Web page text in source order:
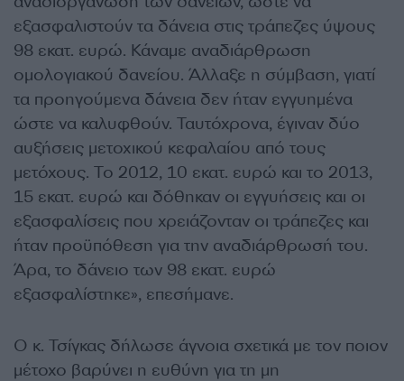
εξασφαλιστούν τα δάνεια στις τράπεζες ύψους
98 εκατ. ευρώ. Κάναμε αναδιάρθρωση
ομολογιακού δανείου. Άλλαξε η σύμβαση, γιατί
τα προηγούμενα δάνεια δεν ήταν εγγυημένα
ώστε να καλυφθούν. Ταυτόχρονα, έγιναν δύο
αυξήσεις μετοχικού κεφαλαίου από τους
μετόχους. Το 2012, 10 εκατ. ευρώ και το 2013,
15 εκατ. ευρώ και δόθηκαν οι εγγυήσεις και οι
εξασφαλίσεις που χρειάζονταν οι τράπεζες και
ήταν προϋπόθεση για την αναδιάρθρωσή του.
Άρα, το δάνειο των 98 εκατ. ευρώ
εξασφαλίστηκε», επεσήμανε.
Ο κ. Τσίγκας δήλωσε άγνοια σχετικά με τον ποιον
μέτοχο βαρύνει η ευθύνη για τη μη